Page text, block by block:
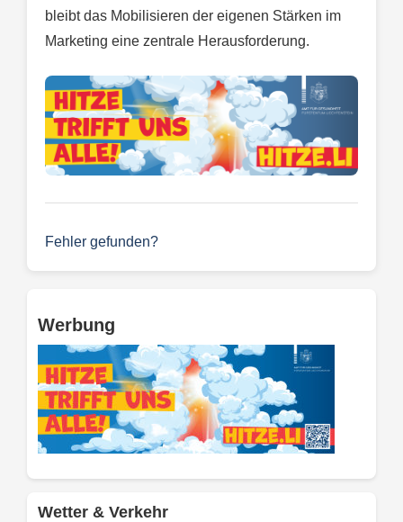
bleibt das Mobilisieren der eigenen Stärken im
Marketing eine zentrale Herausforderung.
Fehler gefunden?
Werbung
Wetter & Verkehr